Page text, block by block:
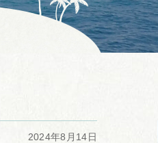
2024年8月14日